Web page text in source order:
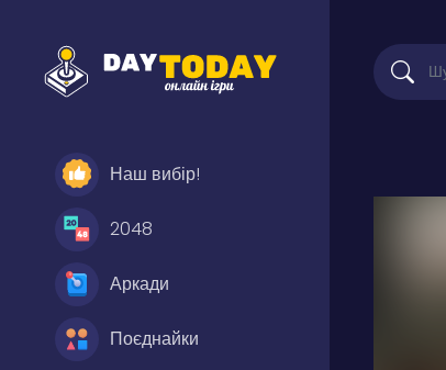
Наш вибір!
2048
Аркади
Поєднайки